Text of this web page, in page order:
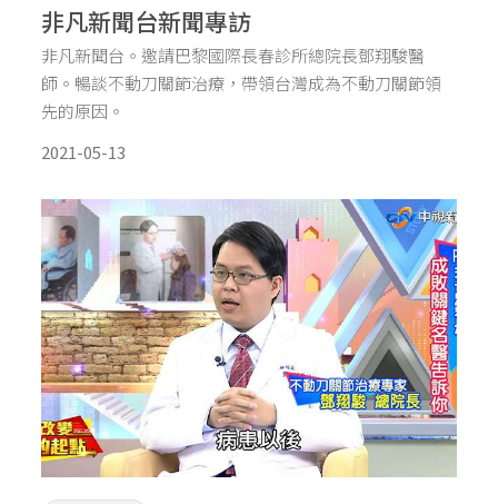
2021-05-13
非凡新聞台新聞專訪
非凡新聞台。邀請巴黎國際長春診所總院長鄧翔駿醫
師。暢談不動刀關節治療，帶領台灣成為不動刀關節領
先的原因。